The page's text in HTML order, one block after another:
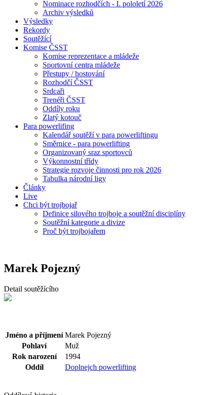
Nominace rozhodčích - I. pololetí 2026
Archiv výsledků
Výsledky
Rekordy
Soutěžící
Komise ČSST
Komise reprezentace a mládeže
Sportovní centra mládeže
Přestupy / hostování
Rozhodčí ČSST
Srdcaři
Trenéři ČSST
Oddíly roku
Zlatý kotouč
Para powerlifing
Kalendář soutěží v para powerliftingu
Směrnice - para powerlifting
Organizovaný sraz sportovců
Výkonnostní třídy
Strategie rozvoje činnosti pro rok 2026
Tabulka národní ligy
Články
Live
Chci být trojbojař
Definice silového trojboje a soutěžní disciplíny
Soutěžní kategorie a divize
Proč být trojbojařem
Marek Pojezný
Detail soutěžícího
Jméno a příjmení Marek Pojezný
Pohlaví
Muž
Rok narození
1994
Oddíl
Doplnejch powerlifting